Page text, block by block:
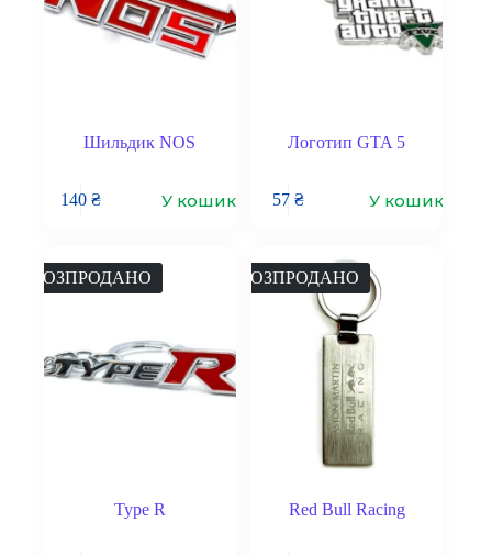
Шильдик NOS
140₴ У кошик
Логотип GTA 5
57 ₴ У кошик
РОЗПРОДАНО
Type R
РОЗПРОДАНО
Red Bull Racing